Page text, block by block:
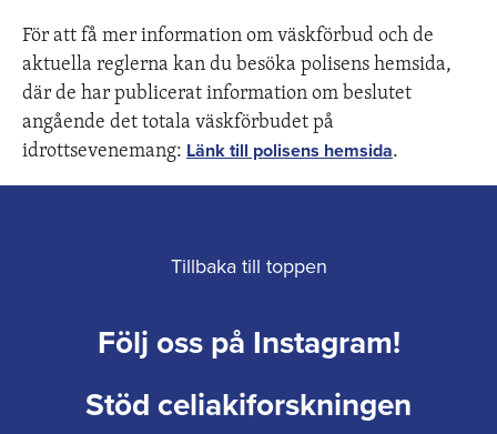
För att få mer information om väskförbud och de
aktuella reglerna kan du besöka polisens hemsida,
där de har publicerat information om beslutet
angående det totala väskförbudet på
idrottsevenemang: Länk till polisens hemsida.
Tillbaka till toppen
Följ oss på Instagram!
Stöd celiakiforskningen